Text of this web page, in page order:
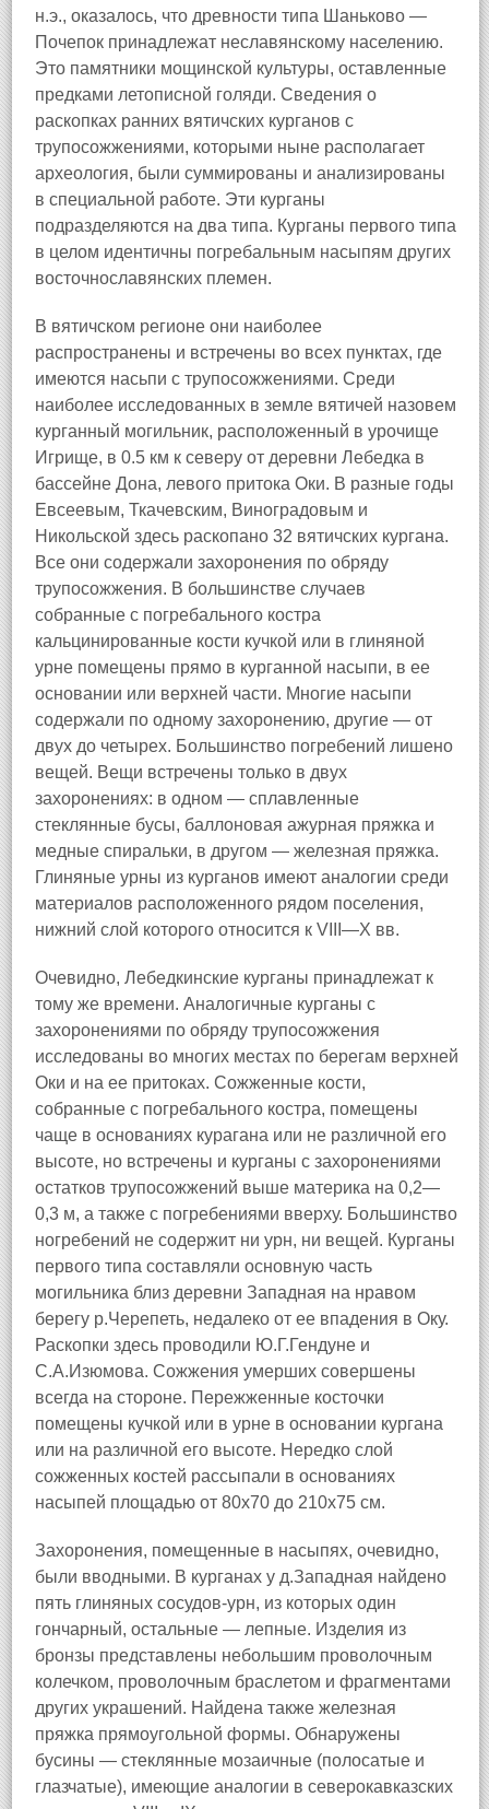
н.э., оказалось, что древности типа Шаньково —
Почепок принадлежат неславянскому населению.
Это памятники мощинской культуры, оставленные
предками летописной голяди. Сведения о
раскопках ранних вятичских курганов с
трупосожжениями, которыми ныне располагает
археология, были суммированы и анализированы
в специальной работе. Эти курганы
подразделяются на два типа. Курганы первого типа
в целом идентичны погребальным насыпям других
восточнославянских племен.
В вятичском регионе они наиболее
распространены и встречены во всех пунктах, где
имеются насьпи с трупосожжениями. Среди
наиболее исследованных в земле вятичей назовем
курганный могильник, расположенный в урочище
Игрище, в 0.5 км к северу от деревни Лебедка в
бассейне Дона, левого притока Оки. В разные годы
Евсеевым, Ткачевским, Виноградовым и
Никольской здесь раскопано 32 вятичских кургана.
Все они содержали захоронения по обряду
трупосожжения. В большинстве случаев
собранные с погребального костра
кальцинированные кости кучкой или в глиняной
урне помещены прямо в курганной насыпи, в ее
основании или верхней части. Многие насыпи
содержали по одному захоронению, другие — от
двух до четырех. Большинство погребений лишено
вещей. Вещи встречены только в двух
захоронениях: в одном — сплавленные
стеклянные бусы, баллоновая ажурная пряжка и
медные спиральки, в другом — железная пряжка.
Глиняные урны из курганов имеют аналогии среди
материалов расположенного рядом поселения,
нижний слой которого относится к VIII—X вв.
Очевидно, Лебедкинские курганы принадлежат к
тому же времени. Аналогичные курганы с
захоронениями по обряду трупосожжения
исследованы во многих местах по берегам верхней
Оки и на ее притоках. Сожженные кости,
собранные с погребального костра, помещены
чаще в основаниях курагана или не различной его
высоте, но встречены и курганы с захоронениями
остатков трупосожжений выше материка на 0,2—
0,3 м, а также с погребениями вверху. Большинство
ногребений не содержит ни урн, ни вещей. Курганы
первого типа составляли основную часть
могильника близ деревни Западная на нравом
берегу р.Черепеть, недалеко от ее впадения в Оку.
Раскопки здесь проводили Ю.Г.Гендуне и
С.А.Изюмова. Сожжения умерших совершены
всегда на стороне. Пережженные косточки
помещены кучкой или в урне в основании кургана
или на различной его высоте. Нередко слой
сожженных костей рассыпали в основаниях
насыпей площадью от 80х70 до 210х75 см.
Захоронения, помещенные в насыпях, очевидно,
были вводными. В курганах у д.Западная найдено
пять глиняных сосудов-урн, из которых один
гончарный, остальные — лепные. Изделия из
бронзы представлены небольшим проволочным
колечком, проволочным браслетом и фрагментами
других украшений. Найдена также железная
пряжка прямоугольной формы. Обнаружены
бусины — стеклянные мозаичные (полосатые и
глазчатые), имеющие аналогии в северокавказских